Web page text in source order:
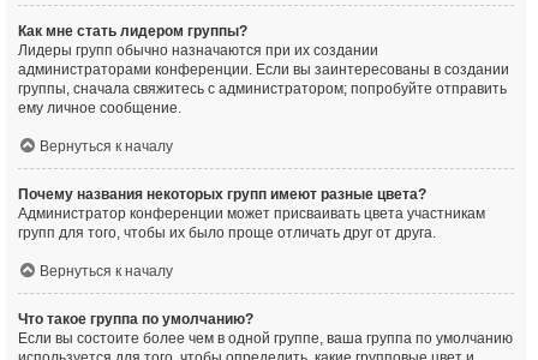
Как мне стать лидером группы?
Лидеры групп обычно назначаются при их создании
администраторами конференции. Если вы заинтересованы в создании
группы, сначала свяжитесь с администратором; попробуйте отправить
ему личное сообщение.
Вернуться к началу
Почему названия некоторых групп имеют разные цвета?
Администратор конференции может присваивать цвета участникам
групп для того, чтобы их было проще отличать друг от друга.
Вернуться к началу
Что такое группа по умолчанию?
Если вы состоите более чем в одной группе, ваша группа по умолчанию